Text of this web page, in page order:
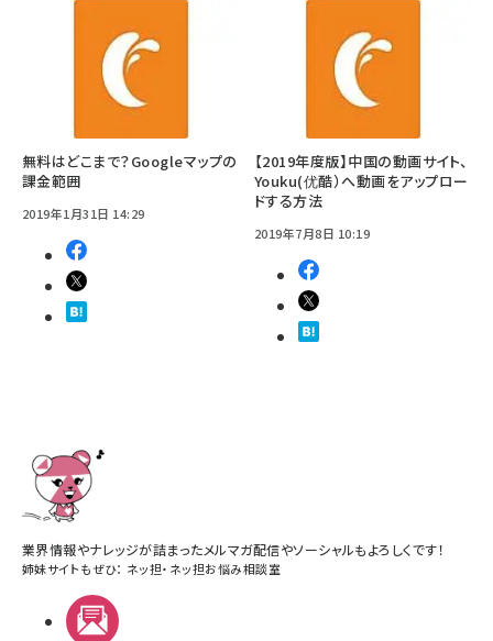
無料はどこまで？Googleマップの
課金範囲
2019年1月31日 14:29
【2019年度版】中国の動画サイト、
Youku(优酷）へ動画をアップロー
ドする方法
2019年7月8日 10:19
業界情報やナレッジが詰まったメルマガ配信やソーシャルもよろしくです！
姉妹サイトもぜひ： ネッ担・ ネッ担お悩み相談室